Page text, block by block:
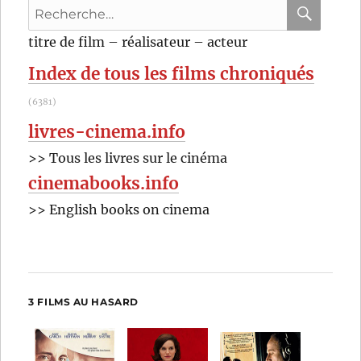
Wojciech
Recherche
pour
:
titre de film – réalisateur – acteur
Index de tous les films chroniqués
(6381)
livres-cinema.info
>> Tous les livres sur le cinéma
cinemabooks.info
>> English books on cinema
3 FILMS AU HASARD